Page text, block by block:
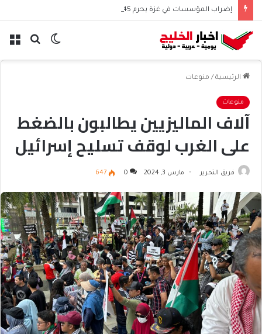
إضراب المؤسسات في غزة يحرم 45 ألف موظف من الرواتب
بحث الوضع
الرئيسية / منوعات
منوعات
آلاف الماليزيين يطالبون بالضغط
على الغرب لوقف تسليح إسرائيل
فريق التحرير مارس 3, 2024 0
647